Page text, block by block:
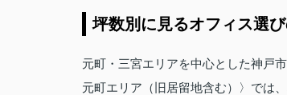
坪数別に見るオフィス選
元町・三宮エリアを中心とした神戸
元町エリア（旧居留地含む）〉では